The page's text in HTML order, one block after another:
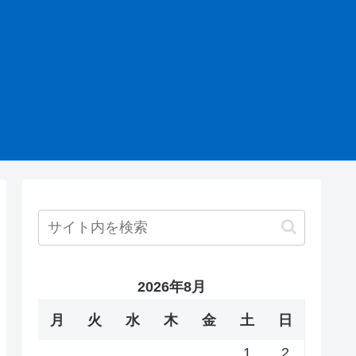
2026年8月
月 火 水 木 金 土 日
1 2